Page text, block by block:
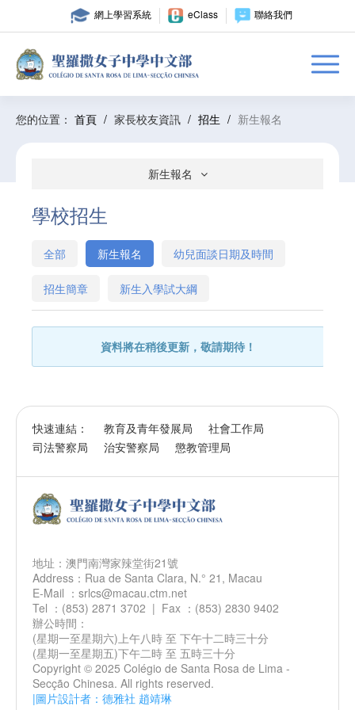
網上學習系統 eClass 聯絡我們
您的位置： 首頁 / 家長校友資訊 / 招生 / 新生報名
新生報名
學校招生
全部 新生報名 幼兒面談日期及時間
招生簡章 新生入學試大綱
資料將在稍後更新，敬請期待！
快速連結： 教育及青年發展局
社會工作局
司法警察局
治安警察局 懲教管理局
地址：澳門南灣家辣堂街21號
Address：Rua de Santa Clara, N.° 21, Macau
E-Mail ：srlcs@macau.ctm.net
Tel ：(853) 2871 3702 | Fax ：(853) 2830 9402
辦公時間：
(星期一至星期六)上午八時 至 下午十二時三十分
(星期一至星期五)下午二時 至 五時三十分
Copyright © 2025 Colégio de Santa Rosa de Lima -
Secção Chinesa. All rights reserved.
|圖片設計者：德雅社 趙靖琳